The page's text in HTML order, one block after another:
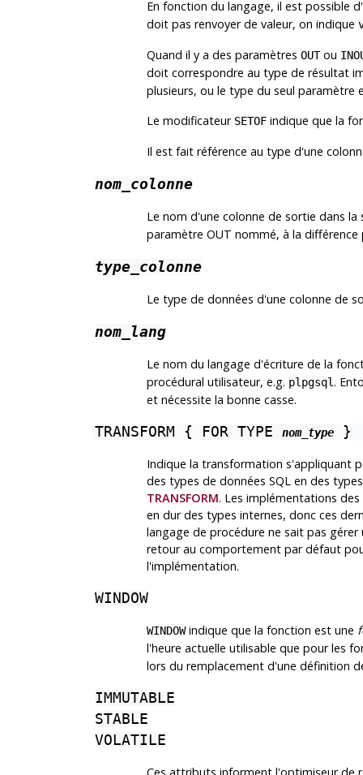
En fonction du langage, il est possible
doit pas renvoyer de valeur, on indique
Quand il y a des paramètres OUTou
doit correspondre au type de résultat
plusieurs, ou le type du seul paramètre
Le modificateur SETOFindique que la
Il est fait référence au type d'une
nom_colonne
Le nom d'une colonne de sortie dans
paramètre OUT nommé, à la
type_colonne
Le type de données d'une colonne de
nom_lang
Le nom du langage d'écriture de la
procédural utilisateur, e.g. plpgsql.
et nécessite la bonne casse.
TRANSFORM { FOR TYPE nom_type}
Indique la transformation s'appliquant
des types de données SQL en des
TRANSFORM. Les implémentations
en dur des types internes, donc ces
langage de procédure ne sait pas
retour au comportement par défaut
l'implémentation.
WINDOW
WINDOWindique que la fonction est une
l'heure actuelle utilisable que pour les
lors du remplacement d'une définition
IMMUTABLE
STABLE
VOLATILE